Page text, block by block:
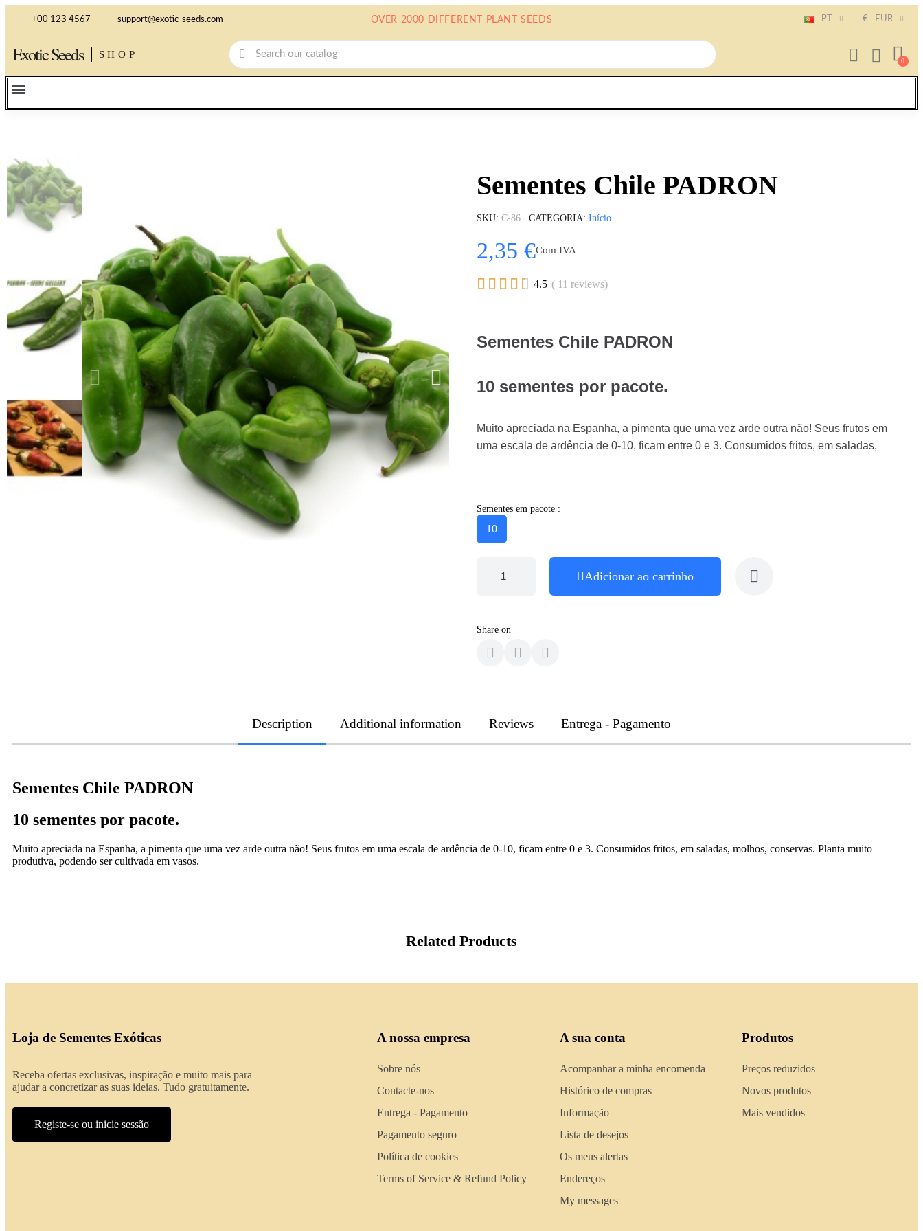
+00 123 4567 support@exotic-seeds.com OVER 2000 DIFFERENT PLANT SEEDS PT € EUR
Exotic Seeds SHOP
Sementes Chile PADRON
SKU C-86 CATEGORIA Início
2,35 €Com IVA
     4.5 ( 11 reviews)
Sementes Chile PADRON
10 sementes por pacote.
Muito apreciada na Espanha, a pimenta que uma vez arde outra não! Seus frutos em
uma escala de ardência de 0-10, ficam entre 0 e 3. Consumidos fritos, em saladas,
Sementes em pacote :
10
Adicionar ao carrinho
Share on
Description Additional information Reviews Entrega - Pagamento
Sementes Chile PADRON
10 sementes por pacote.
Muito apreciada na Espanha, a pimenta que uma vez arde outra não! Seus frutos em uma escala de ardência de 0-10, ficam entre 0 e 3. Consumidos fritos, em saladas, molhos, conservas. Planta muito
produtiva, podendo ser cultivada em vasos.
Related Products
Loja de Sementes Exóticas
Receba ofertas exclusivas, inspiração e muito mais para
ajudar a concretizar as suas ideias. Tudo gratuitamente.
Registe-se ou inicie sessão
A nossa empresa
Sobre nós
Contacte-nos
Entrega - Pagamento
Pagamento seguro
Política de cookies
Terms of Service & Refund Policy
A sua conta
Acompanhar a minha encomenda
Histórico de compras
Informação
Lista de desejos
Os meus alertas
Endereços
My messages
Produtos
Preços reduzidos
Novos produtos
Mais vendidos